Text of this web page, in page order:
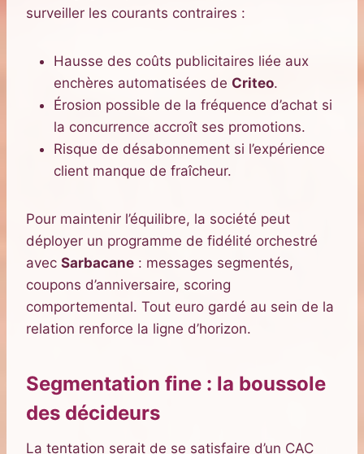
surveiller les courants contraires :
Hausse des coûts publicitaires liée aux
enchères automatisées de Criteo.
Érosion possible de la fréquence d’achat si
la concurrence accroît ses promotions.
Risque de désabonnement si l’expérience
client manque de fraîcheur.
Pour maintenir l’équilibre, la société peut
déployer un programme de fidélité orchestré
avec Sarbacane : messages segmentés,
coupons d’anniversaire, scoring
comportemental. Tout euro gardé au sein de la
relation renforce la ligne d’horizon.
Segmentation fine : la boussole
des décideurs
La tentation serait de se satisfaire d’un CAC